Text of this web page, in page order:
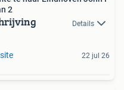
2
Details
22 jul 26